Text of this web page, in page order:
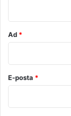
Ad *
E-posta *